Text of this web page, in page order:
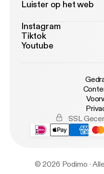
Luister op het web
Instagram
Tiktok
Youtube
SSL
© 2026 Podimo ·